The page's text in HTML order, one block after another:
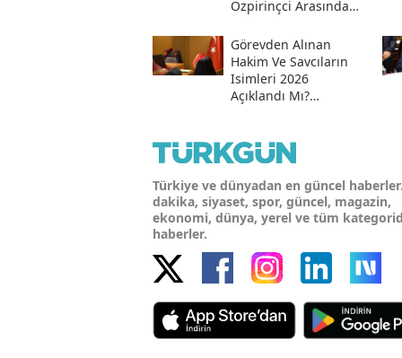
Özpirinçci Arasında
Görevden Alınan
Hakim Ve Savcıların
Isimleri 2026
Açıklandı Mı?
Savcılar Isim Listesi
Türkiye ve dünyadan en güncel
dakika, siyaset, spor, güncel, magazin,
ekonomi, dünya, yerel ve tüm
haberler.